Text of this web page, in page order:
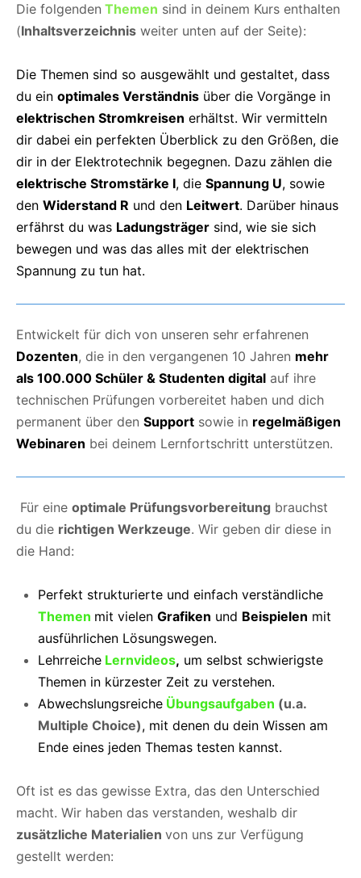
Die folgenden Themen sind in deinem Kurs enthalten
(Inhaltsverzeichnis weiter unten auf der Seite):
Die Themen sind so ausgewählt und gestaltet, dass
du ein optimales Verständnis über die Vorgänge in
elektrischen Stromkreisen erhältst. Wir vermitteln
dir dabei ein perfekten Überblick zu den Größen, die
dir in der Elektrotechnik begegnen. Dazu zählen die
elektrische Stromstärke I, die Spannung U, sowie
den Widerstand R und den Leitwert. Darüber hinaus
erfährst du was Ladungsträger sind, wie sie sich
bewegen und was das alles mit der elektrischen
Spannung zu tun hat.
Entwickelt für dich von unseren sehr erfahrenen
Dozenten, die in den vergangenen 10 Jahren mehr
als 100.000 Schüler & Studenten digital auf ihre
technischen Prüfungen vorbereitet haben und dich
permanent über den Support sowie in regelmäßigen
Webinaren bei deinem Lernfortschritt unterstützen.
Für eine optimale Prüfungsvorbereitung brauchst
du die richtigen Werkzeuge. Wir geben dir diese in
die Hand:
Perfekt strukturierte und einfach verständliche
Themen mit vielen Grafiken und Beispielen mit
ausführlichen Lösungswegen.
Lehrreiche Lernvideos, um selbst schwierigste
Themen in kürzester Zeit zu verstehen.
Abwechslungsreiche Übungsaufgaben (u.a.
Multiple Choice), mit denen du dein Wissen am
Ende eines jeden Themas testen kannst.
Oft ist es das gewisse Extra, das den Unterschied
macht. Wir haben das verstanden, weshalb dir
zusätzliche Materialien von uns zur Verfügung
gestellt werden: